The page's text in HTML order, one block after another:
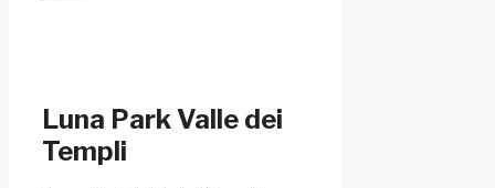
Luna Park Valle dei
Templi